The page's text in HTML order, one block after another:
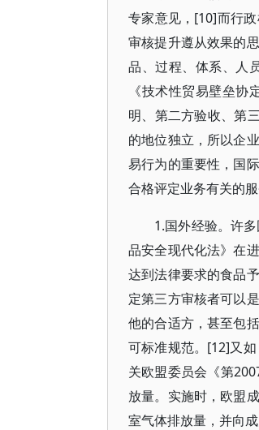
专家意见，[10]而行
审核提升遵从效果的
品、过程、体系、人
《技术性贸易壁垒
明、第二方验收、第
的地位独立，所以企
易行为的重要性，国
合格评定业务有关的服
1.国外经验。许
品安全现代化法》在
达到法律要求的食品
定第三方审核者可以
他的合适方，甚至包
可标准规范。[12]又
关欧盟委员会《第
放量。实施时，欧盟
室气体排放量，并向